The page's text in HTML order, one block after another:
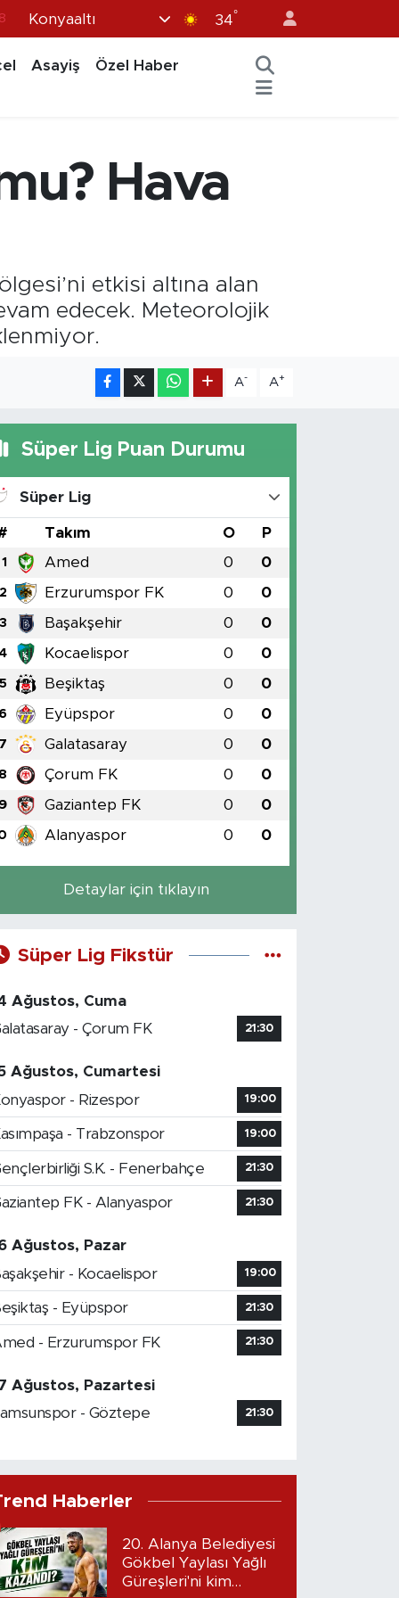
Konyaaltı 34°
Asayiş
Özel Haber
Hava
etkisi altına alan
edecek. Meteorolojik
A- A+
Süper Lig Puan Durumu
Süper Lig
Takım O P
1 Amed 0 0
2 Erzurumspor FK 0 0
3 Başakşehir 0 0
Kocaelispor 0 0
5 Beşiktaş 0 0
6 Eyüpspor 0 0
7 Galatasaray 0 0
8 Çorum FK 0 0
9 Gaziantep FK 0 0
Alanyaspor 0 0
Detaylar için tıklayın
Süper Lig Fikstür
Ağustos, Cuma
- Çorum FK
21:30
Ağustos, Cumartesi
- Rizespor
19:00
- Trabzonspor 19:00
S.K. - Fenerbahçe 21:30
FK - Alanyaspor 21:30
Ağustos, Pazar
- Kocaelispor
19:00
- Eyüpspor 21:30
- Erzurumspor FK 21:30
Ağustos, Pazartesi
- Göztepe
21:30
Haberler
20. Alanya Belediyesi
Gökbel Yaylası Yağlı
Güreşleri'ni kim